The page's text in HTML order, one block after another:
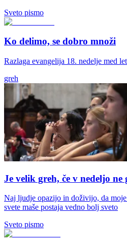
Sveto pismo
Ko delimo, se dobro množi
Razlaga evangelija 18. nedelje med
greh
Je velik greh, če v nedeljo ne
Naj ljudje opazijo in doživijo, da
svete maše postaja vedno bolj sveto
Sveto pismo